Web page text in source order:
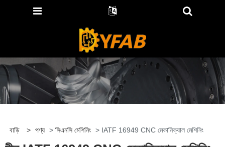
বাড়ি > পণ্য > সিএনসি মেশিনিং > IATF 16949 CNC মেকানিক্যাল মেশিনিং